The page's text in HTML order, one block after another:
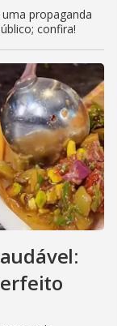
propaganda
confira!